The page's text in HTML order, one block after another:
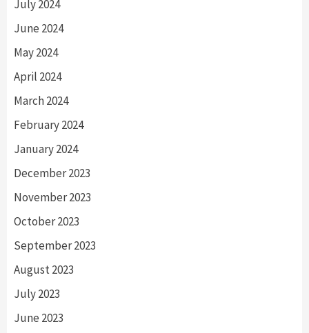
July 2024
June 2024
May 2024
April 2024
March 2024
February 2024
January 2024
December 2023
November 2023
October 2023
September 2023
August 2023
July 2023
June 2023